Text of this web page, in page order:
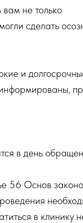
не только
сделать
и
в день
56 Основ
в клинику